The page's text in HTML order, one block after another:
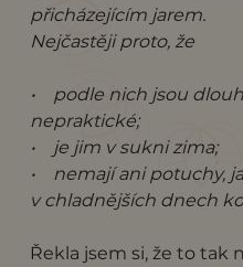
přicházejícím jarem.
Nejčastěji proto, že
• podle nich jsou
nepraktické;
• je jim v sukni zima;
• nemají ani potuchy,
v chladnějších dnech
Řekla jsem si, že to tak